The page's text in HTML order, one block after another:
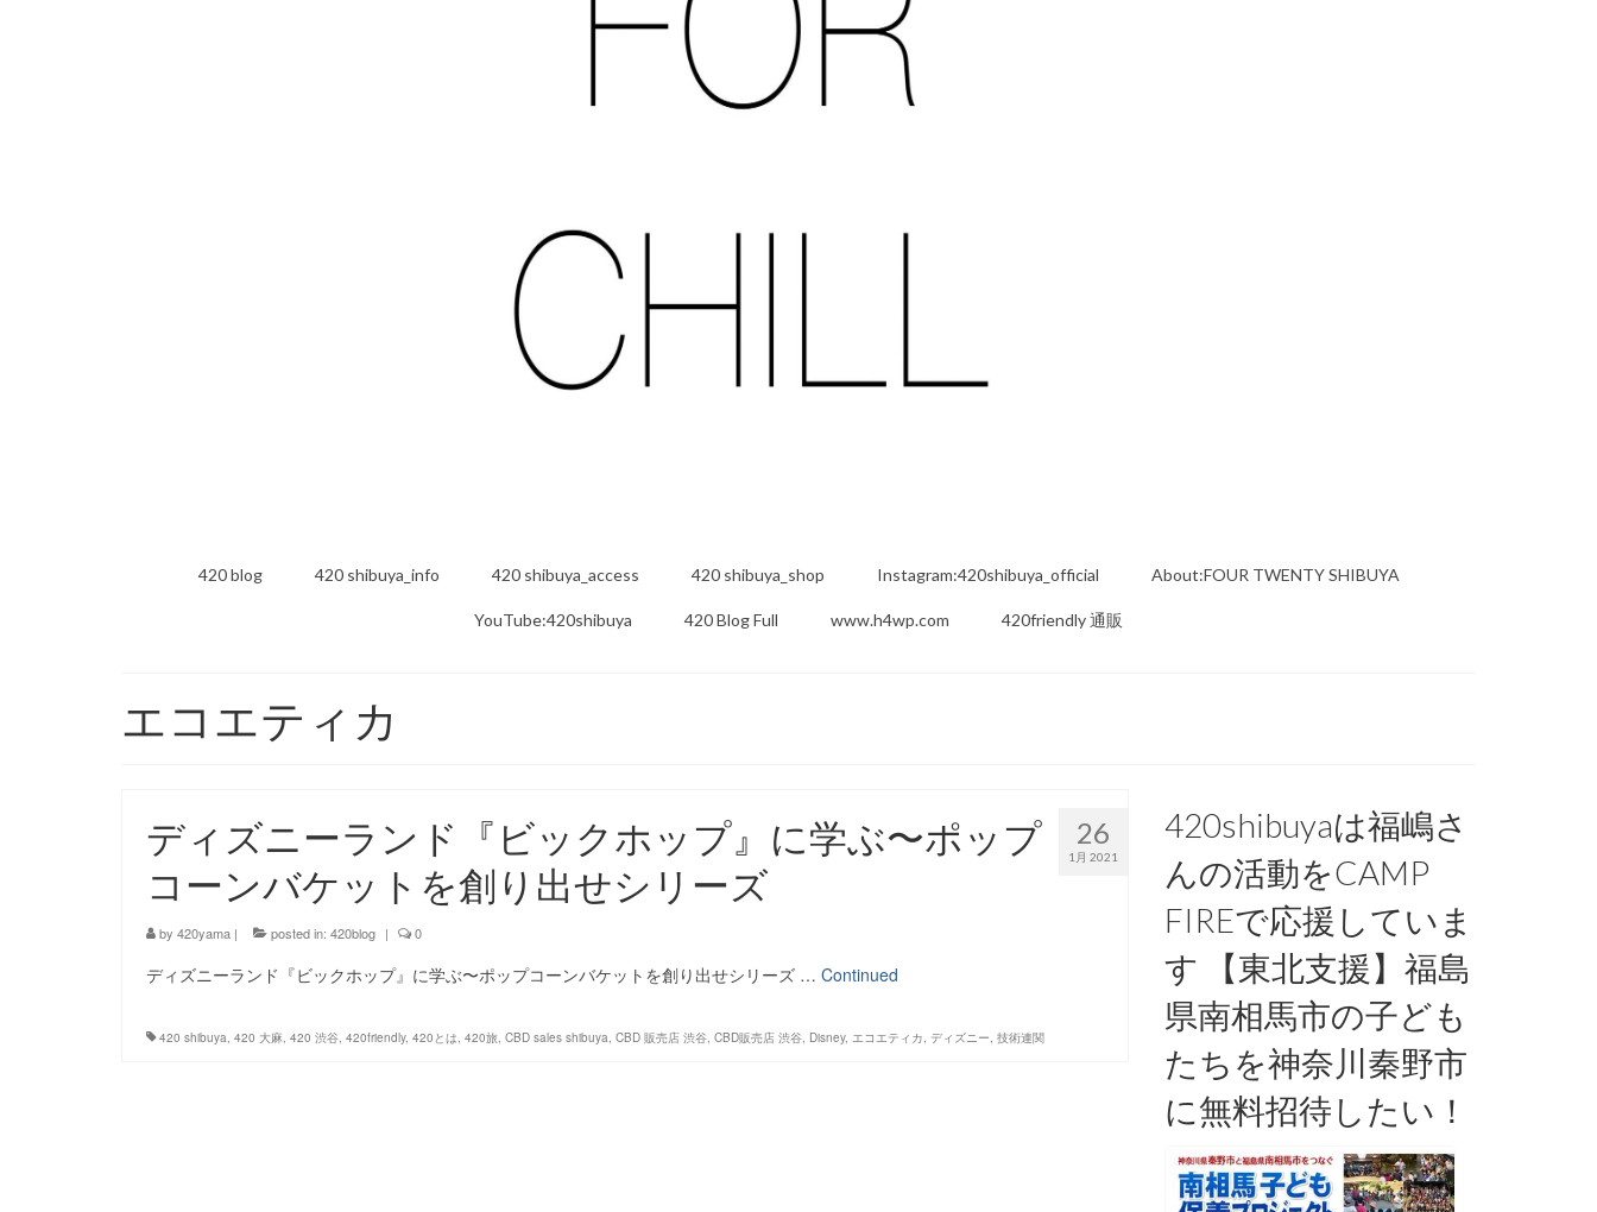
420 blog 420 shibuya_info 420 shibuya_access 420 shibuya_shop Instagram:420shibuya_official About:FOUR TWENTY SHIBUYA
YouTube:420shibuya 420 Blog Full www.h4wp.com 420friendly 通販
エコエティカ
26
1月 2021
ディズニーランド『ビックホップ』に学ぶ〜ポップ
コーンバケットを創り出せシリーズ
by 420yama | posted in: 420blog | 0
ディズニーランド『ビックホップ』に学ぶ〜ポップコーンバケットを創り出せシリーズ … Continued
420 shibuya, 420 大麻, 420 渋谷, 420friendly, 420とは, 420旅, CBD sales shibuya, CBD 販売店 渋谷, CBD販売店 渋谷, Disney, エコエティカ, ディズニー, 技術連関
420shibuyaは福嶋さ
んの活動をCAMP
FIREで応援していま
す 【東北支援】福島
県南相馬市の子ども
たちを神奈川秦野市
に無料招待したい！